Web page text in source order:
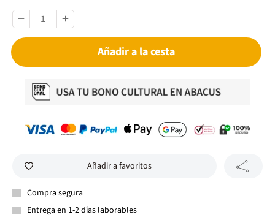
Añadir a la cesta
Añadir a favoritos
Compra segura
Entrega en 1-2 días laborables